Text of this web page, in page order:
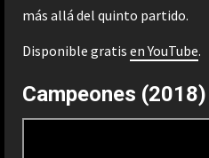
más allá del quinto partido.
Disponible gratis en YouTube.
Campeones (2018)